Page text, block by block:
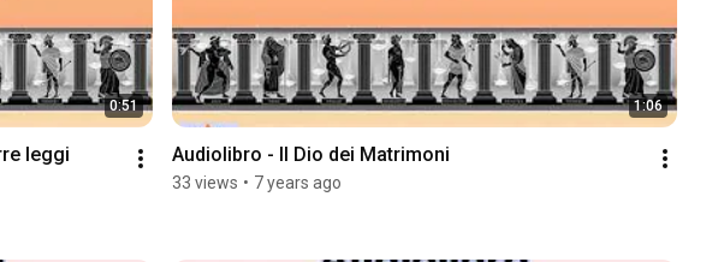
0:51
leggi
1:06
Audiolibro - Il Dio dei Matrimoni
33 views • 7 years ago